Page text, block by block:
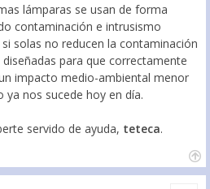
lámparas se usan de forma
contaminación e intrusismo
solas no reducen la contaminación
para que correctamente
impacto medio-ambiental menor
ya nos sucede hoy en día.
servido de ayuda, teteca.